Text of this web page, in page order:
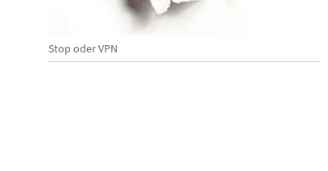
Stop oder VPN